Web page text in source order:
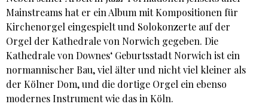
Mainstreams hat er ein Album mit Kompositionen für
Kirchenorgel eingespielt und Solokonzerte auf der
Orgel der Kathedrale von Norwich gegeben. Die
Kathedrale von Downes‘ Geburtsstadt Norwich ist ein
normannischer Bau, viel älter und nicht viel kleiner als
der Kölner Dom, und die dortige Orgel ein ebenso
modernes Instrument wie das in Köln.